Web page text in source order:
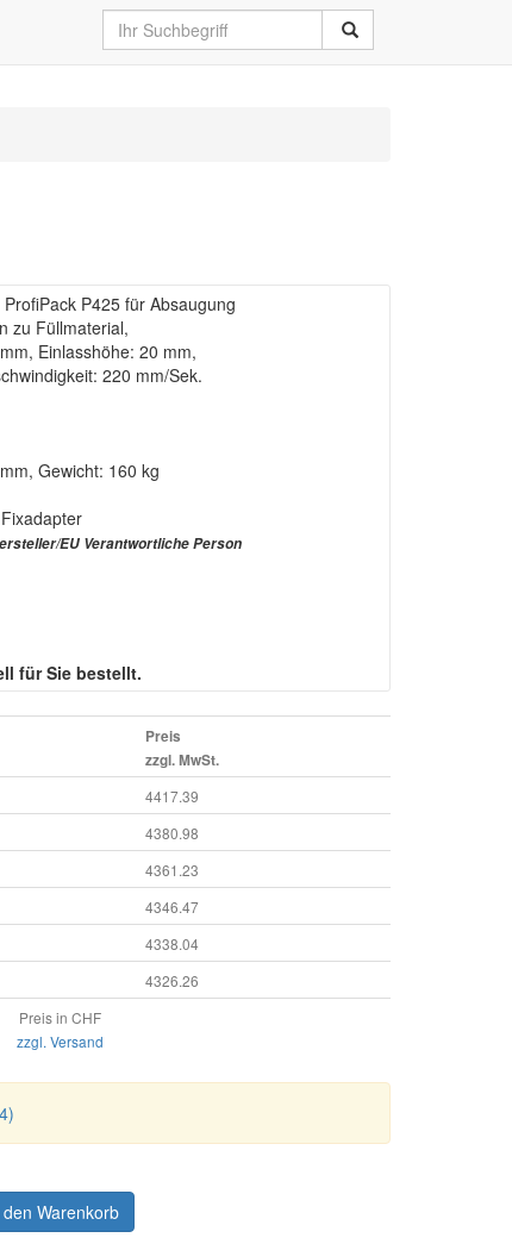
P425 für Absaugung
zu Füllmaterial,
Einlasshöhe: 20 mm,
220 mm/Sek.
Gewicht: 160 kg
EU Verantwortliche Person
für Sie bestellt.
Preis
zzgl. MwSt.
4417.39
4380.98
4361.23
4346.47
4338.04
4326.26
Preis in CHF
zzgl. Versand
Warenkorb